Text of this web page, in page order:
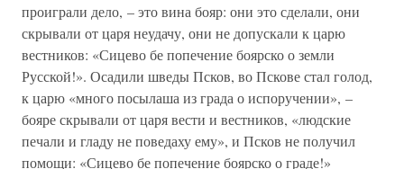
проиграли дело, – это вина бояр: они это сделали, они
скрывали от царя неудачу, они не допускали к царю
вестников: «Сицево бе попечение боярско о земли
Русской!». Осадили шведы Псков, во Пскове стал голод,
к царю «много посылаша из града о испоручении», –
бояре скрывали от царя вести и вестников, «людские
печали и гладу не поведаху ему», и Псков не получил
помощи: «Сицево бе попечение боярско о граде!»